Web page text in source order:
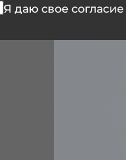
Я даю свое